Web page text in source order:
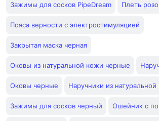
Зажимы для сосков PipeDream Плеть
Пояса верности с электростимуляцией
Закрытая маска черная
Оковы из натуральной кожи черные
Оковы черные Наручники из
Зажимы для сосков черный Ошейник с